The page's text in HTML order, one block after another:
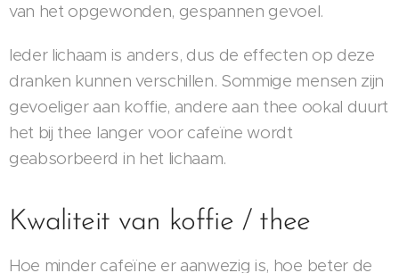
van het opgewonden, gespannen gevoel.
Ieder lichaam is anders, dus de effecten op deze
dranken kunnen verschillen. Sommige mensen zijn
gevoeliger aan koffie, andere aan thee ookal duurt
het bij thee langer voor cafeïne wordt
geabsorbeerd in het lichaam.
Kwaliteit van koffie / thee
Hoe minder cafeïne er aanwezig is, hoe beter de